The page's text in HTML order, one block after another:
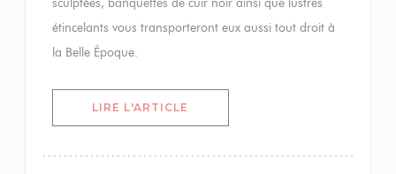
étincelants vous transporteront eux aussi tout droit à
la Belle Époque.
LIRE L'ARTICLE